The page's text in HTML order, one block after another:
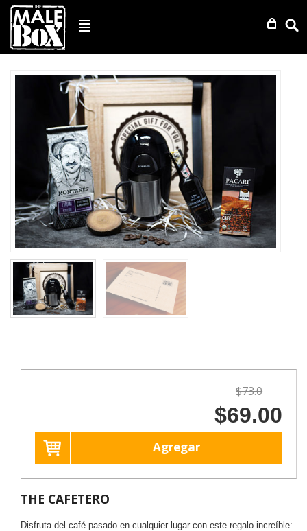
$73.0
$69.00
Agregar
THE CAFETERO
Disfruta del café pasado en cualquier lugar con este regalo increíble: